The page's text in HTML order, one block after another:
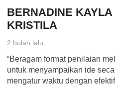
BERNADINE KAYLA
KRISTILA
2 bulan lalu
“Beragam format penilaian
untuk menyampaikan ide
mengatur waktu dengan